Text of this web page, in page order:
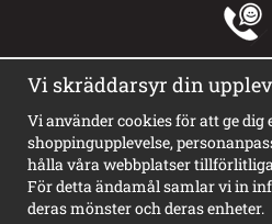
035-18
tisdag-
Vi svarar så snart vi kan, ibland
mycket att stå i i
Vi skräddarsyr din
Vi använder cookies för att ge dig
shoppingupplevelse,
hålla våra webbplatser
För detta ändamål samlar vi in
deras mönster och deras enheter.